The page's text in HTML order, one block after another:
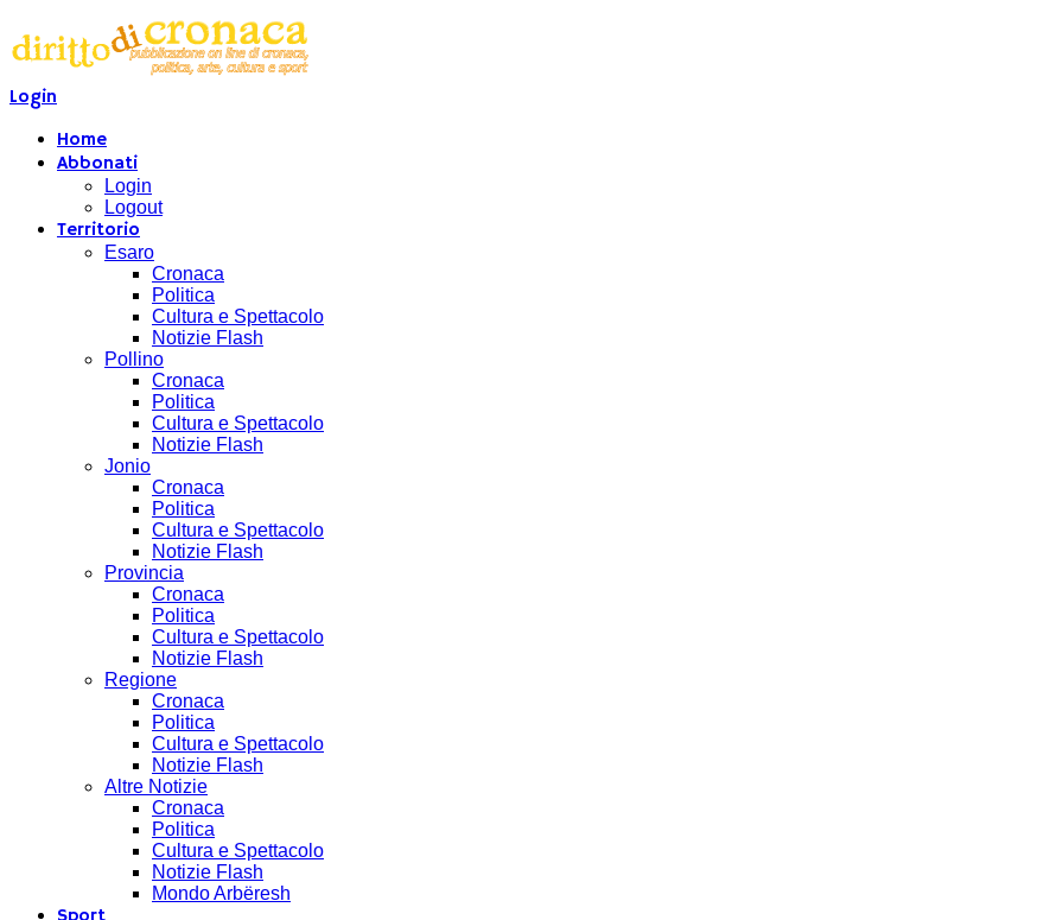
Login
Home
Abbonati
Login
Logout
Territorio
Esaro
Cronaca
Politica
Cultura e Spettacolo
Notizie Flash
Pollino
Cronaca
Politica
Cultura e Spettacolo
Notizie Flash
Jonio
Cronaca
Politica
Cultura e Spettacolo
Notizie Flash
Provincia
Cronaca
Politica
Cultura e Spettacolo
Notizie Flash
Regione
Cronaca
Politica
Cultura e Spettacolo
Notizie Flash
Altre Notizie
Cronaca
Politica
Cultura e Spettacolo
Notizie Flash
Mondo Arbëresh